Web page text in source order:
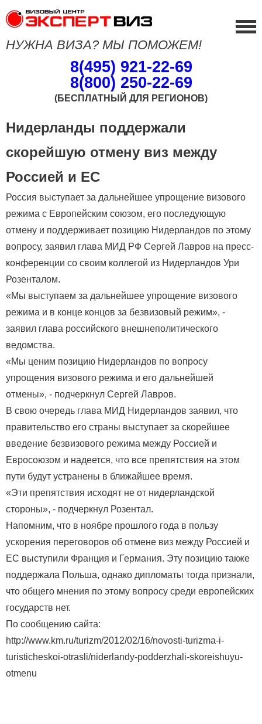
НУЖНА ВИЗА? МЫ ПОМОЖЕМ!
8(495) 921-22-69
8(800) 250-22-69
(БЕСПЛАТНЫЙ ДЛЯ РЕГИОНОВ)
Нидерланды поддержали
скорейшую отмену виз между
Россией и ЕС
Россия выступает за дальнейшее упрощение визового
режима с Европейским союзом, его последующую
отмену и поддерживает позицию Нидерландов по этому
вопросу, заявил глава МИД РФ Сергей Лавров на пресс-
конференции со своим коллегой из Нидерландов Ури
Розенталом.
«Мы выступаем за дальнейшее упрощение визового
режима и в конце концов за безвизовый режим», -
заявил глава российского внешнеполитического
ведомства.
«Мы ценим позицию Нидерландов по вопросу
упрощения визового режима и его дальнейшей
отмены», - подчеркнул Сергей Лавров.
В свою очередь глава МИД Нидерландов заявил, что
правительство его страны выступает за скорейшее
введение безвизового режима между Россией и
Евросоюзом и надеется, что все препятствия на этом
пути будут устранены в ближайшее время.
«Эти препятствия исходят не от нидерландской
стороны», - подчеркнул Розентал.
Напомним, что в ноябре прошлого года в пользу
ускорения переговоров об отмене виз между Россией и
ЕС выступили Франция и Германия. Эту позицию также
поддержала Польша, однако дипломаты тогда признали,
что общего мнения по этому вопросу среди европейских
государств нет.
По сообщению сайта:
http://www.km.ru/turizm/2012/02/16/novosti-turizma-i-
turisticheskoi-otrasli/niderlandy-podderzhali-skoreishuyu-
otmenu